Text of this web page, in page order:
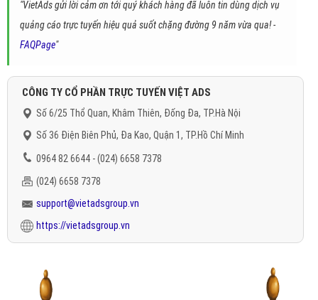
"VietAds gửi lời cảm ơn tới quý khách hàng đã luôn tin dùng dịch vụ
quảng cáo trực tuyến hiệu quả suốt chặng đường 9 năm vừa qua! -
FAQPage"
CÔNG TY CỔ PHẦN TRỰC TUYẾN VIỆT ADS
Số 6/25 Thổ Quan, Khâm Thiên, Đống Đa, TP.Hà Nội
Số 36 Điện Biên Phủ, Đa Kao, Quận 1, TP.Hồ Chí Minh
0964 82 6644 - (024) 6658 7378
(024) 6658 7378
support@vietadsgroup.vn
https://vietadsgroup.vn